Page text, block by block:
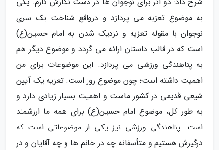
به موضوع تعزیه می پردازد و درواقع شناخت یک سری
نوجوان با مقوله تعزیه و نزدیک شدن به امام حسین(ع)
است که در قالب داستان ارائه می گردد و موضوع دیگر هم
به پناهندگی ورزشی می پردازد. این موضوعات برای من
اهمیت داشته است؛ چون موضوع روز است. تعزیه یک آیین
شیعی قدیمی در کشور ماست و اهمیت بسیار زیادی دارد و
به طور کل، موضوع امام حسین(ع) برای همه ما ارزشمند
است. پناهندگی ورزشی نیز یکی از موضوعاتی است که
درگیرش هستیم و متأسفانه چه در خانم ها و چه آقایان و در